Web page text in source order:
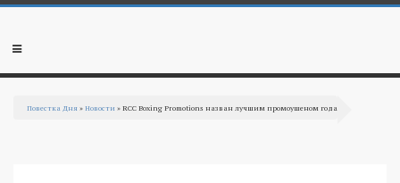
Перейти к основному содержанию
Мобильное
Повестка Дня »Новости » RCC Boxing Promotions назван лучшим промоушеном года